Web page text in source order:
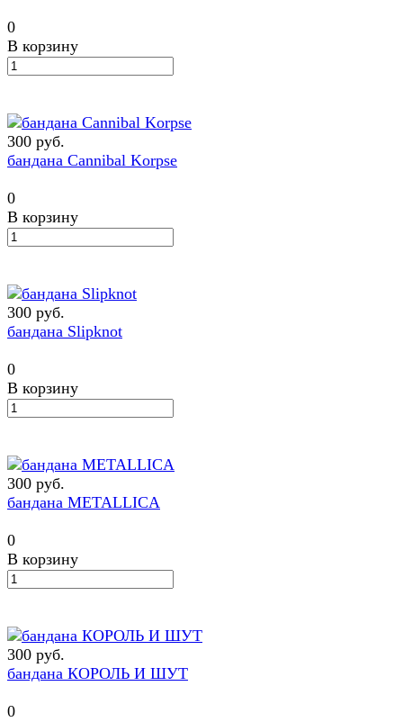
0
В корзину
300 руб.
бандана Cannibal Korpse
0
В корзину
300 руб.
бандана Slipknot
0
В корзину
300 руб.
бандана METALLICA
0
В корзину
300 руб.
бандана КОРОЛЬ И ШУТ
0